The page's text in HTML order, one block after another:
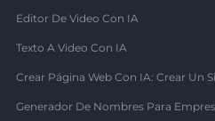
Editor De Video Con IA
Texto A Video Con IA
Crear Página Web Con IA: Crear Un
Generador De Nombres Para